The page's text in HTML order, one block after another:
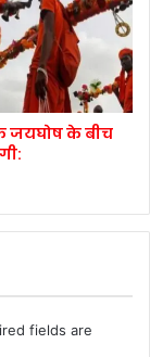
जयघोष के बीच
fields are